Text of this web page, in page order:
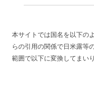
本サイトでは国名を以下の
らの引用の関係で日米露等
範囲で以下に変換してまいり